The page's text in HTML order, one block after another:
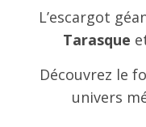
L’escargot
Tarasque
Découvrez le
univers